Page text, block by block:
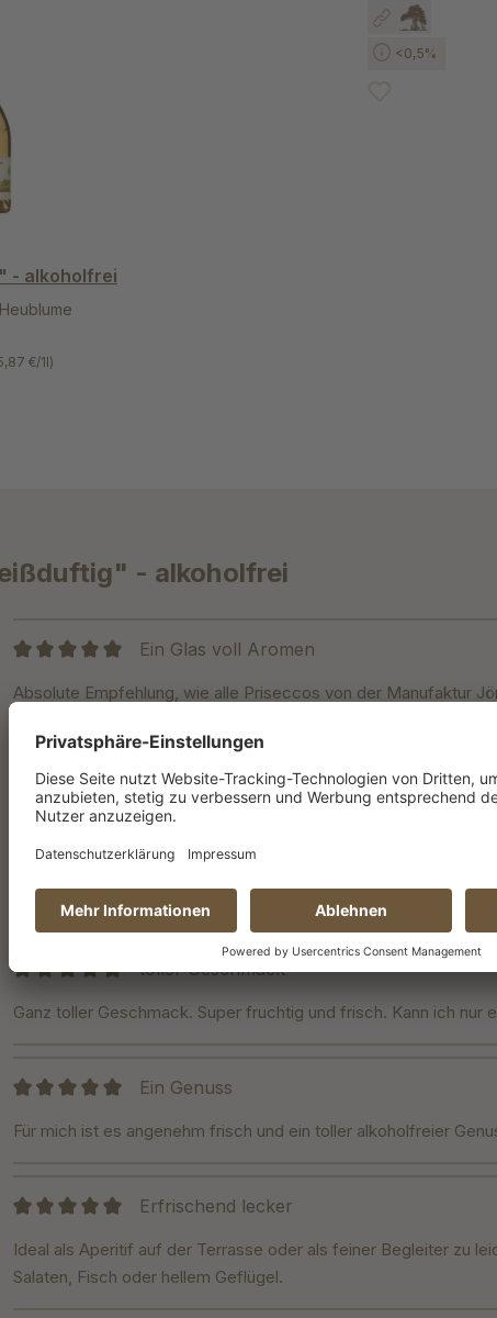
- alkoholfrei
€/1l)
<0,5%
- alkoholfrei
Ein Glas voll Aromen
Absolute Empfehlung, wie alle Priseccos von der Manufaktur
Bewertung mit 5 von 5 Sternen
duftet herrlich, schmeckt lecker
mal aufs neue überrascht, wie lecker die Priseccos
gute Mischung aus Apfel und frischen Kräutern.
toller Geschmack
Ganz toller Geschmack. Super fruchtig und frisch. Kann ich nur
Ein Genuss
Für mich ist es angenehm frisch und ein toller alkoholfreier
Erfrischend lecker
Ideal als Aperitif auf der Terrasse oder als feiner Begleiter zu
Salaten, Fisch oder hellem Geflügel.